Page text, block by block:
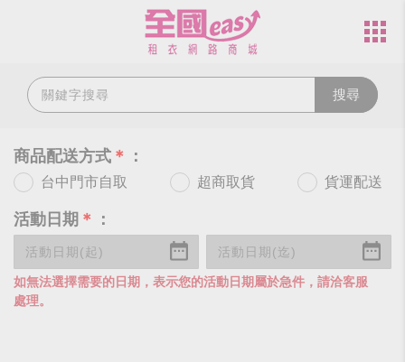
搜尋
商品配送方式 ＊ ：
台中門市自取 超商取貨 貨運配送
活動日期 ＊ ：
如無法選擇需要的日期，表示您的活動日期屬於急件，請洽客服
處理。